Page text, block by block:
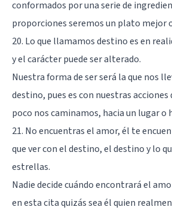
conformados por una serie de
proporciones seremos un plato mejor
20. Lo que llamamos destino es en
y el carácter puede ser alterado.
Nuestra forma de ser será la que nos
destino, pues es con nuestras acciones
poco nos caminamos, hacia un lugar o
21. No encuentras el amor, él te
que ver con el destino, el destino y lo
estrellas.
Nadie decide cuándo encontrará el
en esta cita quizás sea él quien